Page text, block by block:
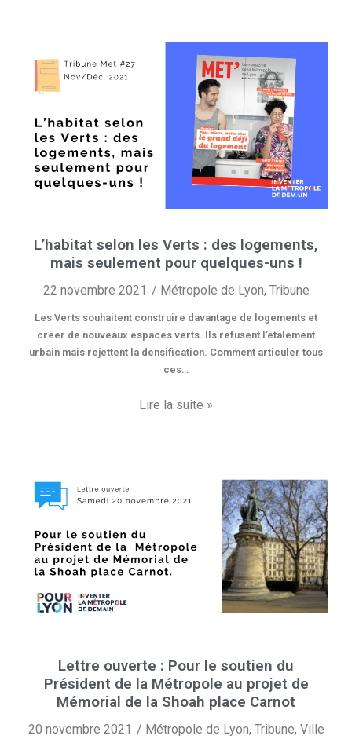
L’habitat selon les Verts : des logements,
mais seulement pour quelques-uns !
22 novembre 2021 Métropole de Lyon, Tribune
Les Verts souhaitent construire davantage de logements et
créer de nouveaux espaces verts. Ils refusent l’étalement
urbain mais rejettent la densification. Comment articuler tous
ces…
Lire la suite »
Lettre ouverte : Pour le soutien du
Président de la Métropole au projet de
Mémorial de la Shoah place Carnot
20 novembre 2021 Métropole de Lyon, Tribune, Ville